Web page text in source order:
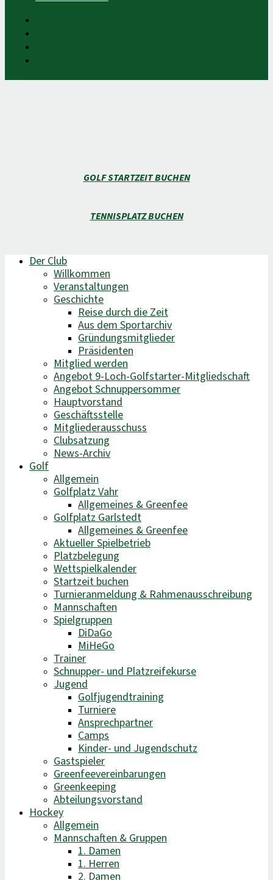
GOLF STARTZEIT BUCHEN
TENNISPLATZ BUCHEN
Der Club
Willkommen
Veranstaltungen
Geschichte
Reise durch die Zeit
Aus dem Sportarchiv
Gründungsmitglieder
Präsidenten
Mitglied werden
Angebot 9-Loch-Golfstarter-Mitgliedschaft
Angebot Schnuppersommer
Hauptvorstand
Geschäftsstelle
Mitgliederausschuss
Clubsatzung
News-Archiv
Golf
Allgemein
Golfplatz Vahr
Allgemeines & Greenfee
Golfplatz Garlstedt
Allgemeines & Greenfee
Aktueller Spielbetrieb
Platzbelegung
Wettspielkalender
Startzeit buchen
Turnieranmeldung & Rahmenausschreibung
Mannschaften
Spielgruppen
DiDaGo
MiHeGo
Trainer
Schnupper- und Platzreifekurse
Jugend
Golfjugendtraining
Turniere
Ansprechpartner
Camps
Kinder- und Jugendschutz
Gastspieler
Greenfeevereinbarungen
Greenkeeping
Abteilungsvorstand
Hockey
Allgemein
Mannschaften & Gruppen
1. Damen
1. Herren
2. Damen